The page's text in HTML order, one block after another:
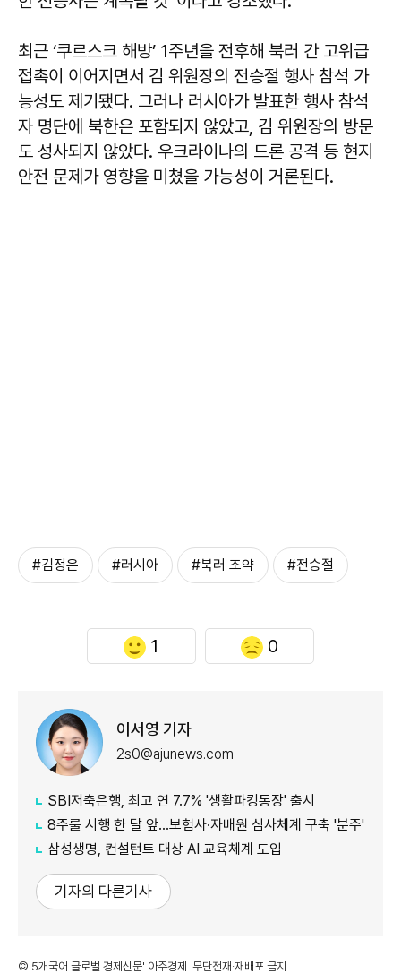
최근 ‘쿠르스크 해방’ 1주년을 전후해 북러 간 고위급
접촉이 이어지면서 김 위원장의 전승절 행사 참석 가
능성도 제기됐다. 그러나 러시아가 발표한 행사 참석
자 명단에 북한은 포함되지 않았고, 김 위원장의 방문
도 성사되지 않았다. 우크라이나의 드론 공격 등 현지
안전 문제가 영향을 미쳤을 가능성이 거론된다.
#김정은 #러시아 #북러 조약 #전승절
1 0
이서영 기자
2s0@ajunews.com
SBI저축은행, 최고 연 7.7% '생활파킹통장' 출시
8주룰 시행 한 달 앞…보험사·자배원 심사체계 구축 '분주'
삼성생명, 컨설턴트 대상 AI 교육체계 도입
기자의 다른기사
©'5개국어 글로벌 경제신문' 아주경제. 무단전재·재배포 금지